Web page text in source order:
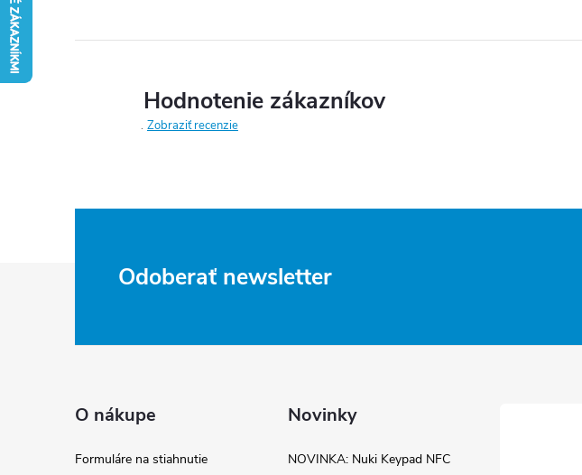
Hodnotenie zákazníkov
Zobraziť recenzie
Odoberať newsletter
O nákupe
Formuláre na stiahnutie
Novinky
NOVINKA: Nuki Keypad NFC